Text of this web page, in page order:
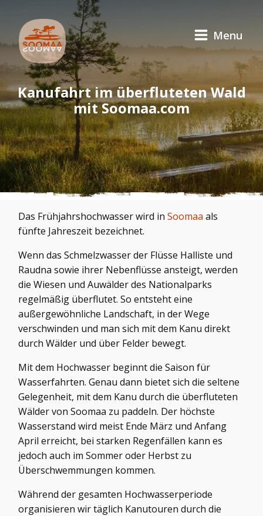
Menu
Kanufahrt im überfluteten Wald
mit Soomaa.com
Das Frühjahrshochwasser wird inSoomaa als
fünfte Jahreszeit bezeichnet.
Wenn das Schmelzwasser der Flüsse Halliste und
Raudna sowie ihrer Nebenflüsse ansteigt, werden
die Wiesen und Auwälder des Nationalparks
regelmäßig überflutet. So entsteht eine
außergewöhnliche Landschaft, in der Wege
verschwinden und man sich mit dem Kanu direkt
durch Wälder und über Felder bewegt.
Mit dem Hochwasser beginnt die Saison für
Wasserfahrten. Genau dann bietet sich die seltene
Gelegenheit, mit dem Kanu durch die überfluteten
Wälder von Soomaa zu paddeln. Der höchste
Wasserstand wird meist Ende März und Anfang
April erreicht, bei starken Regenfällen kann es
jedoch auch im Sommer oder Herbst zu
Überschwemmungen kommen.
Während der gesamten Hochwasserperiode
organisieren wir täglich Kanutouren durch die